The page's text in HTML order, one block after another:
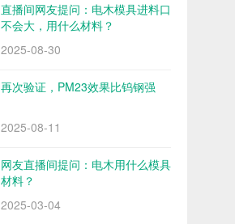
直播间网友提问：电木模具进料口
不会大，用什么材料？
2025-08-30
再次验证，PM23效果比钨钢强
2025-08-11
网友直播间提问：电木用什么模具
材料？
2025-03-04